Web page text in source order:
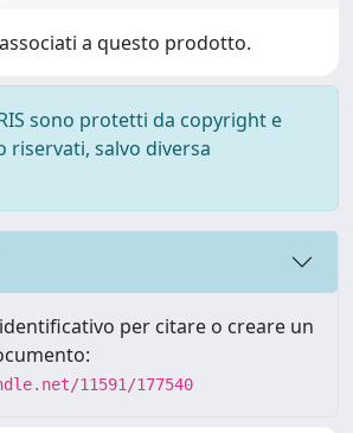
a questo prodotto.
sono protetti da copyright e
salvo diversa
per citare o creare un
11591/177540